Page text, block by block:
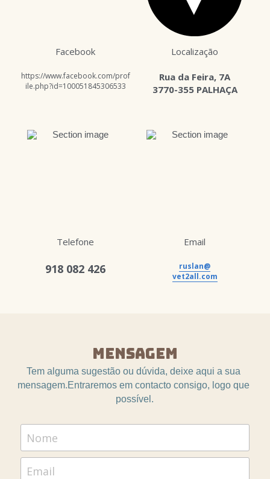
Facebook
https://www.facebook.com/prof
ile.php?id=100051845306533
Localização
Rua da Feira, 7A
3770-355 PALHAÇA
Telefone
918 082 426
Email
ruslan@
vet2all.com
Mensagem
Tem alguma sugestão ou dúvida, deixe aqui a sua
mensagem.Entraremos em contacto consigo, logo que
possível.
Nome
Email